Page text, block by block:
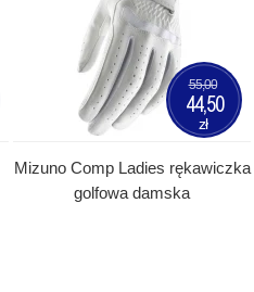
Mizuno Comp Ladies rękawiczka
golfowa damska
55,00
44,50
zł